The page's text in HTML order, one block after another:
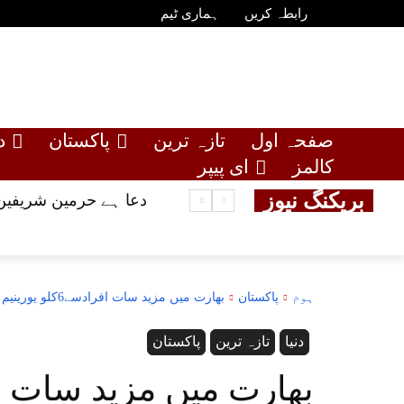
رابطہ کریں ہماری ٹیم
صفحہ اول تازہ ترین پاکستان
کالمز
ای پیپر
بریکنگ نیوز دعا ہے حرمین
ہوم پاکستان بھارت میں مزید سات افرادسے6کلو یورینیم برآمد،پاکستان کا تحقیقات کا مطالبہ
پاکستان تازہ ترین دنیا